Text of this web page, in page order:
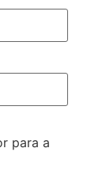
para a